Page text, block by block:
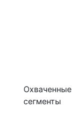
Охваченные
сегменты